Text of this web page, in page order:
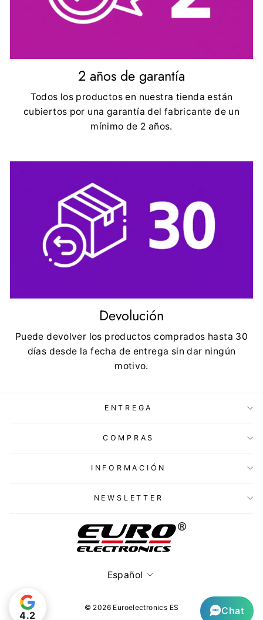
2 años de garantía
Todos los productos en nuestra tienda están
cubiertos por una garantía del fabricante de un
mínimo de 2 años.
Devolución
Puede devolver los productos comprados hasta 30
días desde la fecha de entrega sin dar ningún
motivo.
ENTREGA
COMPRAS
INFORMACIÓN
NEWSLETTER
Idioma
Español
© 2026 Euroelectronics ES
4.2 Chat